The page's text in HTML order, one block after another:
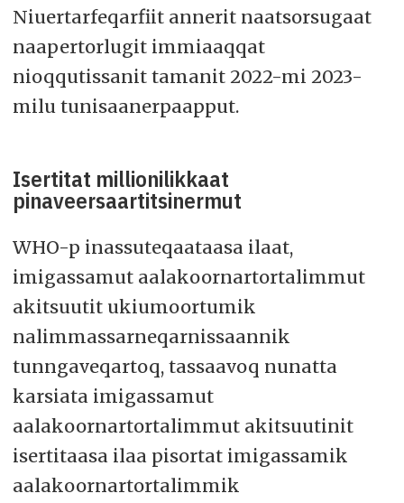
Niuertarfeqarfiit annerit naatsorsugaat
naapertorlugit immiaaqqat
nioqqutissanit tamanit 2022-mi 2023-
milu tunisaanerpaapput.
Isertitat millionilikkaat
pinaveersaartitsinermut
WHO-p inassuteqaataasa ilaat,
imigassamut aalakoornartortalimmut
akitsuutit ukiumoortumik
nalimmassarneqarnissaannik
tunngaveqartoq, tassaavoq nunatta
karsiata imigassamut
aalakoornartortalimmut akitsuutinit
isertitaasa ilaa pisortat imigassamik
aalakoornartortalimmik